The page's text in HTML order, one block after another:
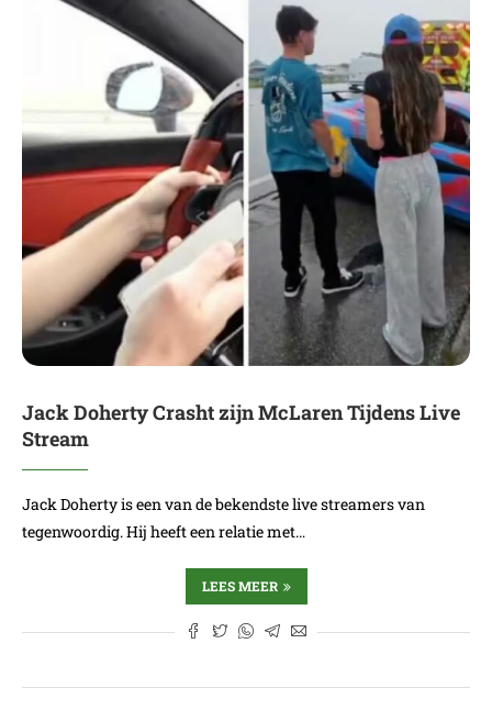
Jack Doherty Crasht zijn McLaren Tijdens Live
Stream
Jack Doherty is een van de bekendste live streamers van
tegenwoordig. Hij heeft een relatie met…
LEES MEER